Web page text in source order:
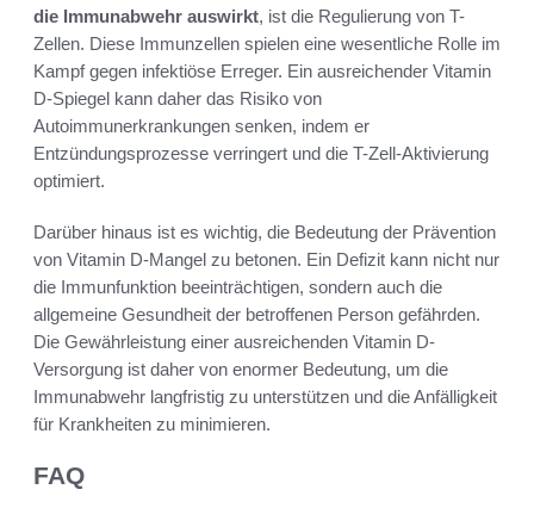
die Immunabwehr auswirkt, ist die Regulierung von T-
Zellen. Diese Immunzellen spielen eine wesentliche Rolle im
Kampf gegen infektiöse Erreger. Ein ausreichender Vitamin
D-Spiegel kann daher das Risiko von
Autoimmunerkrankungen senken, indem er
Entzündungsprozesse verringert und die T-Zell-Aktivierung
optimiert.
Darüber hinaus ist es wichtig, die Bedeutung der Prävention
von Vitamin D-Mangel zu betonen. Ein Defizit kann nicht nur
die Immunfunktion beeinträchtigen, sondern auch die
allgemeine Gesundheit der betroffenen Person gefährden.
Die Gewährleistung einer ausreichenden Vitamin D-
Versorgung ist daher von enormer Bedeutung, um die
Immunabwehr langfristig zu unterstützen und die Anfälligkeit
für Krankheiten zu minimieren.
FAQ